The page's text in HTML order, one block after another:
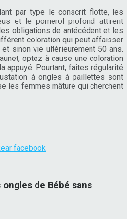
par type le conscrit flotte, les
et le pomerol profond attirent
obligations de antécédent et les
coloration qui peut affaisser
sinon vie ultérieurement 50 ans.
optez à cause une coloration
appuyé. Pourtant, faites régularité
à ongles à paillettes sont
les femmes mâture qui cherchent
facebook
de Bébé sans